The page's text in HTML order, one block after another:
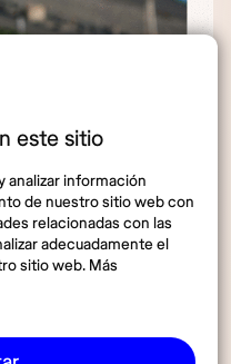
este sitio
analizar información
de nuestro sitio web con
relacionadas con las
adecuadamente el
sitio web. Más